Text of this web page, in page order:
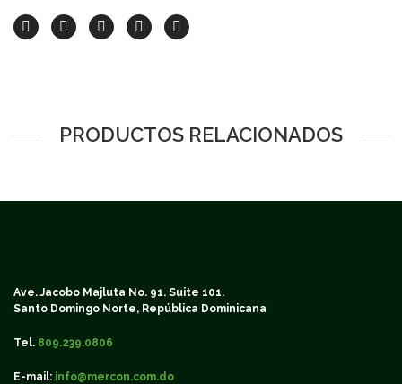
PRODUCTOS RELACIONADOS
Ave. Jacobo Majluta No. 91. Suite 101.
Santo Domingo Norte, República Dominicana
Tel. 809.239.0806
E-mail: info@mercon.com.do